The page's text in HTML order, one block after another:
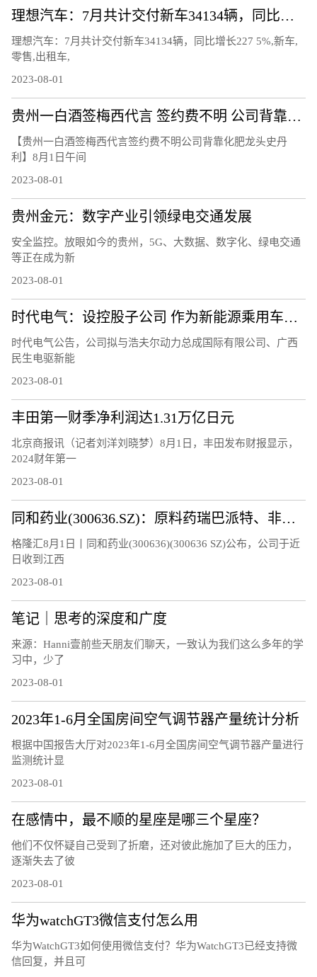
理想汽车：7月共计交付新车34134辆，同比增长227.5%
理想汽车：7月共计交付新车34134辆，同比增长227 5%,新车,
零售,出租车,
2023-08-01
贵州一白酒签梅西代言 签约费不明 公司背靠化肥龙头史丹利
【贵州一白酒签梅西代言签约费不明公司背靠化肥龙头史丹
利】8月1日午间
2023-08-01
贵州金元：数字产业引领绿电交通发展
安全监控。放眼如今的贵州，5G、大数据、数字化、绿电交通
等正在成为新
2023-08-01
时代电气：设控股子公司 作为新能源乘用车电驱产业发展平台
时代电气公告，公司拟与浩夫尔动力总成国际有限公司、广西
民生电驱新能
2023-08-01
丰田第一财季净利润达1.31万亿日元
北京商报讯（记者刘洋刘晓梦）8月1日，丰田发布财报显示，
2024财年第一
2023-08-01
同和药业(300636.SZ)：原料药瑞巴派特、非布司他通过药品GMP符合性检查
格隆汇8月1日丨同和药业(300636)(300636 SZ)公布，公司于近
日收到江西
2023-08-01
笔记｜思考的深度和广度
来源：Hanni壹前些天朋友们聊天，一致认为我们这么多年的学
习中，少了
2023-08-01
2023年1-6月全国房间空气调节器产量统计分析
根据中国报告大厅对2023年1-6月全国房间空气调节器产量进行
监测统计显
2023-08-01
在感情中，最不顺的星座是哪三个星座？
他们不仅怀疑自己受到了折磨，还对彼此施加了巨大的压力，
逐渐失去了彼
2023-08-01
华为watchGT3微信支付怎么用
华为WatchGT3如何使用微信支付？华为WatchGT3已经支持微
信回复，并且可